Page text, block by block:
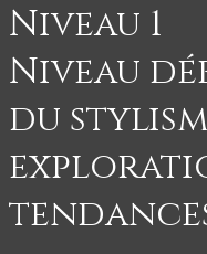
Niveau 1
Niveau
du